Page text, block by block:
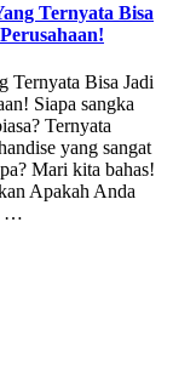
Ternyata Bisa
Ternyata Bisa Jadi
Siapa sangka
Ternyata
yang sangat
Mari kita bahas!
Apakah Anda
…